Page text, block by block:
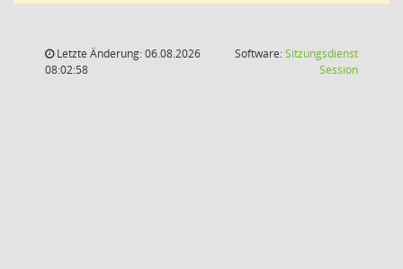
Letzte Änderung: 06.08.2026
08:02:58
Software:Sitzungsdienst
Session(Wird in